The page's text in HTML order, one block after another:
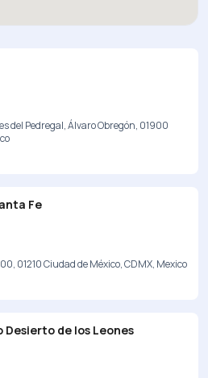
del Pedregal, Álvaro Obregón, 01900
Fe
01210 Ciudad de México, CDMX, Mexico
Desierto de los Leones